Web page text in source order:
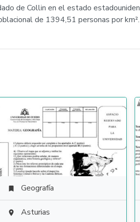
de Collin en el estado
de 1394,51 personas por km².
 Geografía
 Asturias